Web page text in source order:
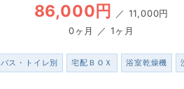
86,000円 ／ 11,000円
0ヶ月 ／ 1ヶ月
バス・トイレ別 宅配ＢＯＸ 浴室乾燥機